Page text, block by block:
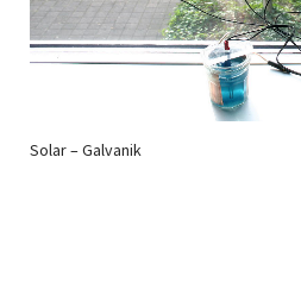
Solar – Galvanik